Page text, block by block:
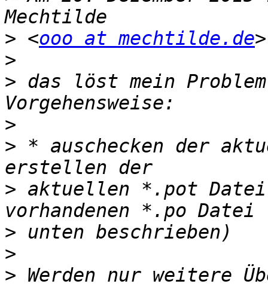
> <ooo at mechtilde.de
>
> das löst mein
>
> * auschecken der
> aktuellen *.pot
>
>
> Werden nur weitere